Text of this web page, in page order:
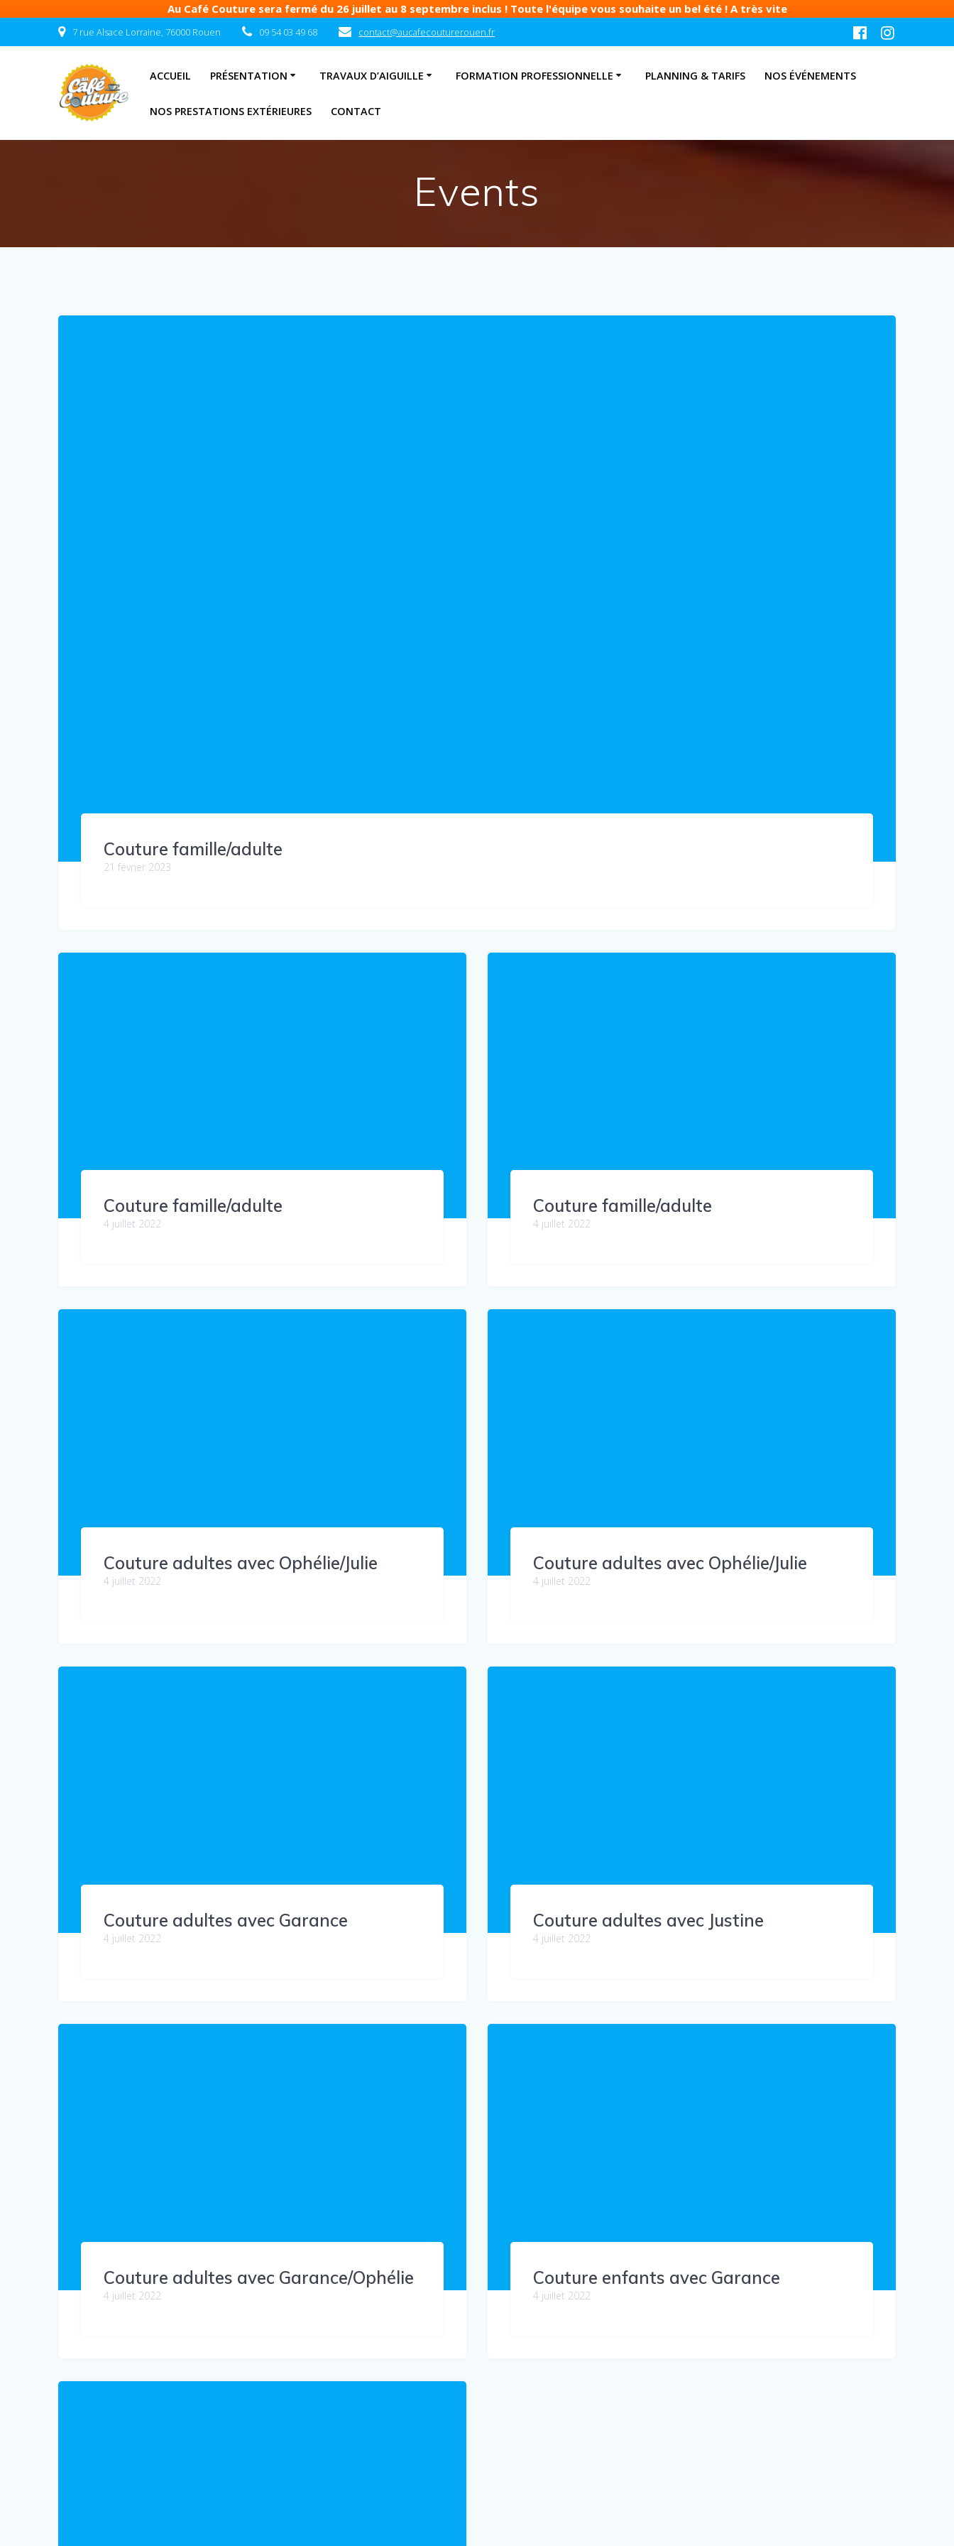
Au Café Couture sera fermé du 26 juillet au 8 septembre inclus ! Toute l'équipe vous souhaite un bel été ! A très vite
au
7 rue Alsace Lorraine, 76000 Rouen 09 54 03 49 68 contact@aucafecouturerouen.fr
ACCUEIL PRÉSENTATION TRAVAUX D’AIGUILLE FORMATION PROFESSIONNELLE PLANNING & TARIFS NOS ÉVÉNEMENTS
NOS PRESTATIONS EXTÉRIEURES CONTACT
Events
Couture famille/adulte
21 février 2023
Couture famille/adulte
4 juillet 2022
Couture famille/adulte
4 juillet 2022
Couture adultes avec Ophélie/Julie
4 juillet 2022
Couture adultes avec Ophélie/Julie
4 juillet 2022
Couture adultes avec Garance
4 juillet 2022
Couture adultes avec Justine
4 juillet 2022
Couture adultes avec Garance/Ophélie
4 juillet 2022
Couture enfants avec Garance
4 juillet 2022